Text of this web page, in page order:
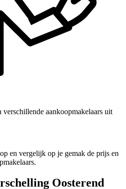
aankoopmakelaars uit
en vergelijk op je gemak de prijs en
Oosterend